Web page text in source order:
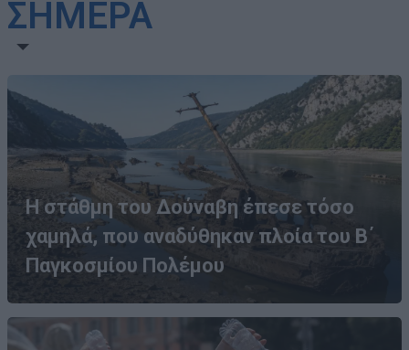
ΣΗΜΕΡΑ
Η στάθμη του Δούναβη έπεσε τόσο
χαμηλά, που αναδύθηκαν πλοία του Β΄
Παγκοσμίου Πολέμου